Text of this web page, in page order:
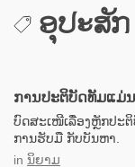
ອຸປະສັກ
ການປະຕິບັດທັມແມ່
ບົດສະເໜີເລື່ອງຫຼັກປະ
ການຮັບມື ກັບບັນຫາ.
in ນິຍາມ